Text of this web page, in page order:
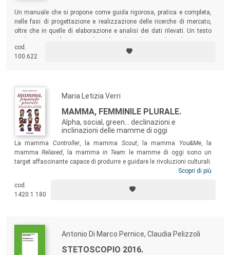
Un manuale che si propone come guida rigorosa, pratica e completa,
nelle fasi di progettazione e realizzazione delle ricerche di mercato,
oltre che in quelle di elaborazione e analisi dei dati rilevati. Un testo
cod.
100.622
Maria Letizia Verri
MAMMA, FEMMINILE PLURALE.
Alpha, social, green... declinazioni e
inclinazioni delle mamme di oggi
La mamma Controller, la mamma Scout, la mamma You&Me, la
mamma Relaxed, la mamma in Team: le mamme di oggi sono un
target affascinante capace di produrre e guidare le rivoluzioni culturali.
Questo saggio vuole offrire a tutti coloro che quotidianamente si
comprenderne a fondo bisogni e desideri e imparare a rapportarsi con
loro, o meglio con “ciascuna” di loro, in modo sintonico ed efficace.
Scopri di più
cod.
1420.1.180
Antonio Di Marco Pernice, Claudia Pelizzoli
STETOSCOPIO 2016.